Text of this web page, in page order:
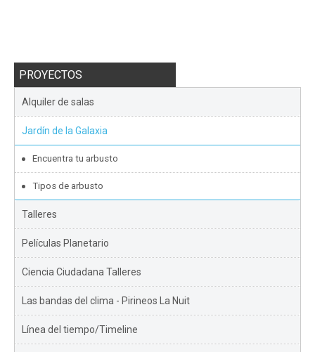
PROYECTOS
Alquiler de salas
Jardín de la Galaxia
Encuentra tu arbusto
Tipos de arbusto
Talleres
Películas Planetario
Ciencia Ciudadana Talleres
Las bandas del clima - Pirineos La Nuit
Línea del tiempo/Timeline